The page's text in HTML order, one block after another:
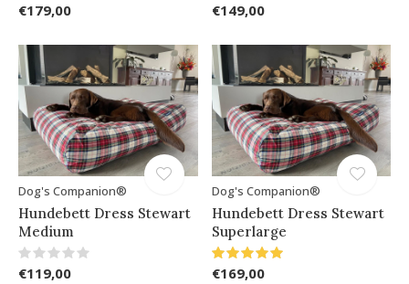
€179,00 €149,00
Dog's Companion®
Hundebett Dress Stewart
Medium
€119,00
Dog's Companion®
Hundebett Dress Stewart
Superlarge
€169,00